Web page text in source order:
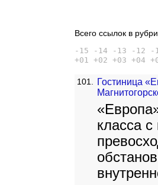
Всего ссылок в
-15 -14 -13 -12 -
+01 +02 +03 +04
101.
Гостиница
класса